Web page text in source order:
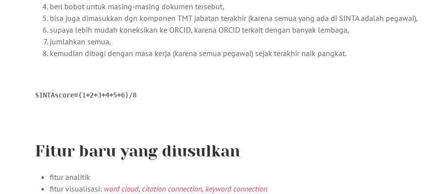
beri bobot untuk masing-masing dokumen tersebut,
bisa juga dimasukkan dgn komponen TMT jabatan terakhir (karena semua yang ada di SINTA adalah pegawai),
supaya lebih mudah koneksikan ke ORCID, karena ORCID terkait dengan banyak lembaga,
jumlahkan semua,
kemudian dibagi dengan masa kerja (karena semua pegawai) sejak terakhir naik pangkat.
INTAscore = (1 + 2 + + 4 + 5 + 6)/8
SINTAscore=(1+2+3+4+5+6)/8
Fitur baru yang diusulkan
fitur analitik
fitur visualisasi: word cloud, citation connection, keyword connection